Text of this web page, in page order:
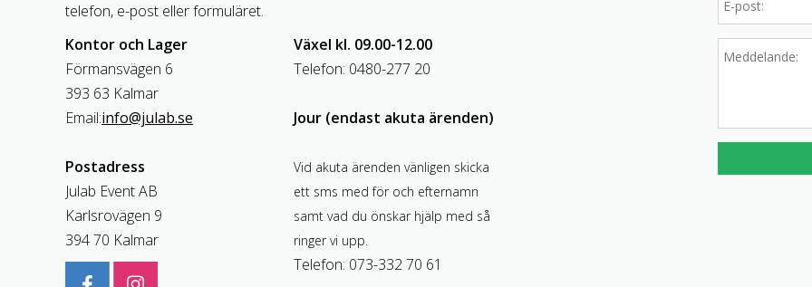
telefon, e-post eller formuläret.
Kontor och Lager
Förmansvägen 6
393 63 Kalmar
Email:info@julab.se
Postadress
Julab Event AB
Karlsrovägen 9
394 70 Kalmar
Växel kl. 09.00-12.00
Telefon: 0480-277 20
Jour (endast akuta ärenden)
Vid akuta ärenden vänligen skicka
ett sms med för och efternamn
samt vad du önskar hjälp med så
ringer vi upp.
Telefon: 073-332 70 61